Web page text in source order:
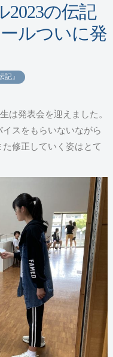
2023の伝記
ルついに発
』
は発表会を迎えました。
スをもらいないながら
修正していく姿はとて